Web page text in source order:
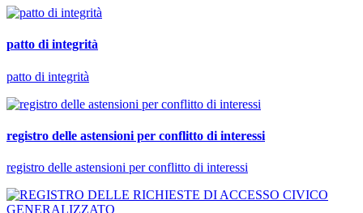
patto di integrità
patto di integrità
registro delle astensioni per conflitto di interessi
registro delle astensioni per conflitto di interessi